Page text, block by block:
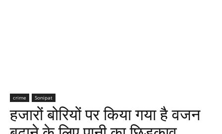
crime Sonipat
हजारों बोरियों पर किया गया है वजन